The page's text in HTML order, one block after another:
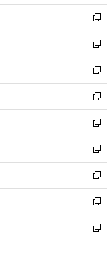
ウ
ィ
ン
ド
ウ
で
開
く
し
い
ウ
ィ
ン
ド
ウ
で
開
く
新
し
い
ウ
ィ
ン
ド
ウ
で
開
く
新
し
い
ウ
ィ
ン
ド
ウ
で
開
く
新
し
い
ウ
ィ
ン
ド
ウ
で
開
く
新
し
い
ウ
ィ
ン
ド
ウ
で
開
く
新
し
い
ウ
ィ
ン
ド
ウ
で
開
新
し
い
ウ
ィ
ン
ド
ウ
新
し
い
ウ
ィ
ン
新
し
い
ウ
新
し